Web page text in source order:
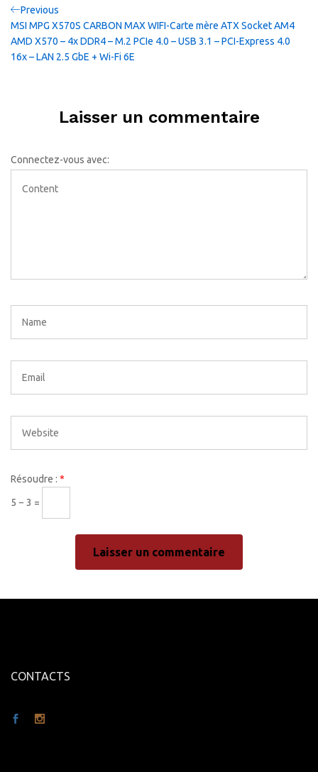
Navigation
de
l’article
Previous
Post
Previous
MSI MPG X570S CARBON MAX WIFI-Carte mère ATX Socket AM4
AMD X570 – 4x DDR4 – M.2 PCIe 4.0 – USB 3.1 – PCI-Express 4.0
16x – LAN 2.5 GbE + Wi-Fi 6E
Laisser un commentaire
Connectez-vous avec:
Résoudre : *
5 − 3 =
CONTACTS